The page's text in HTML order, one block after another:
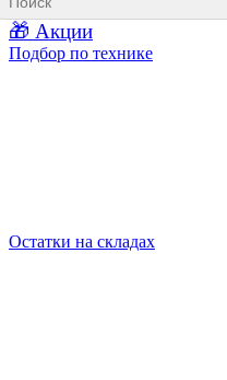
🎁 Акции
Подбор по технике
Остатки на складах